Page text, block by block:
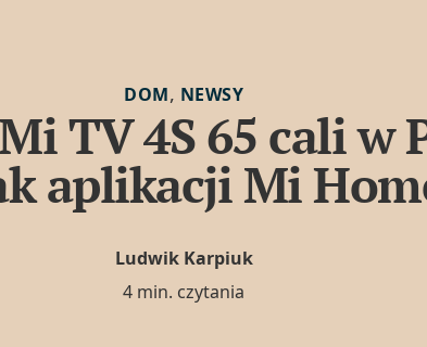
DOM, NEWSY
TV 4S 65 cali w
aplikacji Mi
Ludwik Karpiuk
4 min. czytania